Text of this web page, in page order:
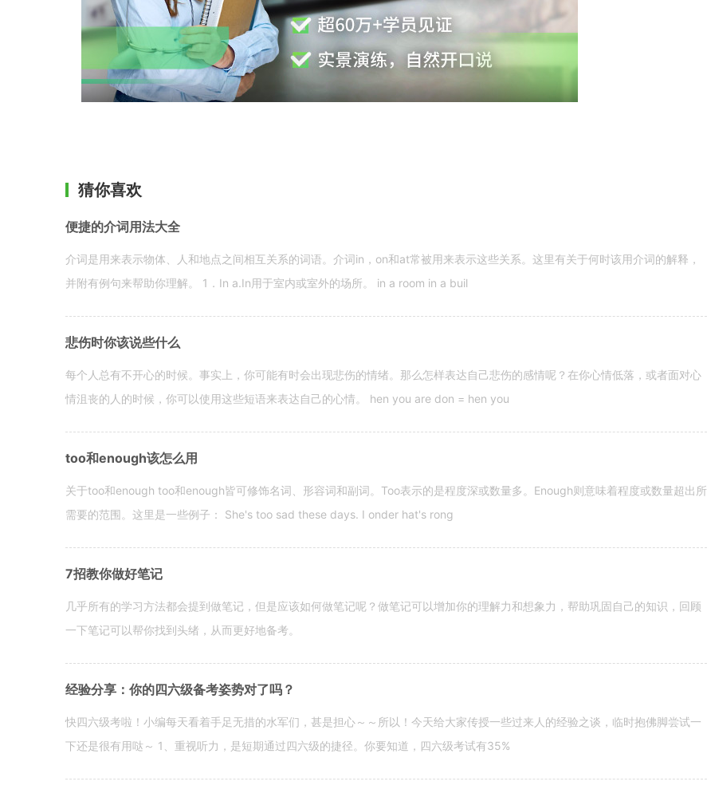
猜你喜欢
便捷的介词用法大全
介词是用来表示物体、人和地点之间相互关系的词语。介词in，on和at常被用来表示这些关系。这里有关于何时该用介词的解释，
并附有例句来帮助你理解。 1．In a.In用于室内或室外的场所。 in a room in a buil
悲伤时你该说些什么
每个人总有不开心的时候。事实上，你可能有时会出现悲伤的情绪。那么怎样表达自己悲伤的感情呢？在你心情低落，或者面对心
情沮丧的人的时候，你可以使用这些短语来表达自己的心情。 hen you are don = hen you
too和enough该怎么用
关于too和enough too和enough皆可修饰名词、形容词和副词。Too表示的是程度深或数量多。Enough则意味着程度或数量超出所
需要的范围。这里是一些例子： She's too sad these days. I onder hat's rong
7招教你做好笔记
几乎所有的学习方法都会提到做笔记，但是应该如何做笔记呢？做笔记可以增加你的理解力和想象力，帮助巩固自己的知识，回顾
一下笔记可以帮你找到头绪，从而更好地备考。
经验分享：你的四六级备考姿势对了吗？
快四六级考啦！小编每天看着手足无措的水军们，甚是担心～～所以！今天给大家传授一些过来人的经验之谈，临时抱佛脚尝试一
下还是很有用哒～ 1、重视听力，是短期通过四六级的捷径。你要知道，四六级考试有35%